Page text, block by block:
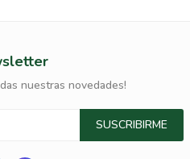
nuestras novedades!
SUSCRIBIRME